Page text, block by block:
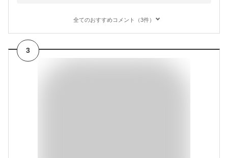
全てのおすすめコメント（3件）
3